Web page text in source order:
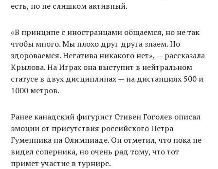
есть, но не слишком активный.
«В принципе с иностранцами общаемся, но не так
чтобы много. Мы плохо друг друга знаем. Но
здороваемся. Негатива никакого нет», — рассказала
Крылова. На Играх она выступит в нейтральном
статусе в двух дисциплинах — на дистанциях 500 и
1000 метров.
Ранее канадский фигурист Стивен Гоголев описал
эмоции от присутствия российского Петра
Гуменника на Олимпиаде. Он отметил, что пока не
видел соперника, но очень рад тому, что тот
примет участие в турнире.